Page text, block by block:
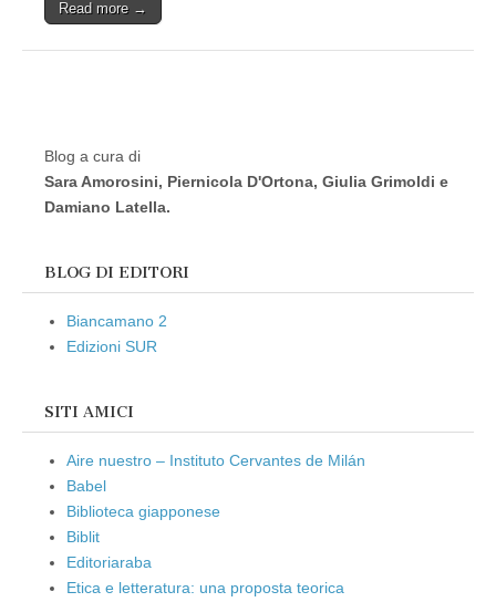
Read more →
Blog a cura di
Sara Amorosini, Piernicola D'Ortona, Giulia Grimoldi e
Damiano Latella.
BLOG DI EDITORI
Biancamano 2
Edizioni SUR
SITI AMICI
Aire nuestro – Instituto Cervantes de Milán
Babel
Biblioteca giapponese
Biblit
Editoriaraba
Etica e letteratura: una proposta teorica